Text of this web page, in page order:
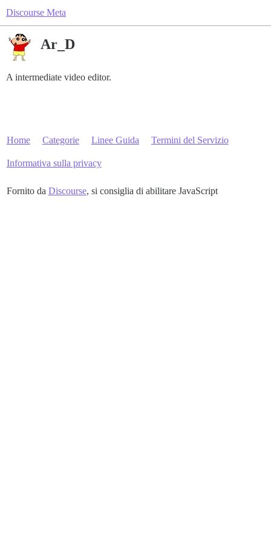
Discourse Meta
Ar_D
A intermediate video editor.
Home Categorie Linee Guida Termini del Servizio
Informativa sulla privacy
Fornito da Discourse, si consiglia di abilitare JavaScript